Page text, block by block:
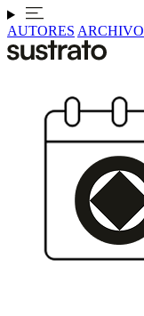
AUTORES ARCHIVO